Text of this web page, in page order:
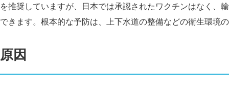
を推奨していますが、日本では承認されたワクチンはなく、
できます。根本的な予防は、上下水道の整備などの衛生環境
原因